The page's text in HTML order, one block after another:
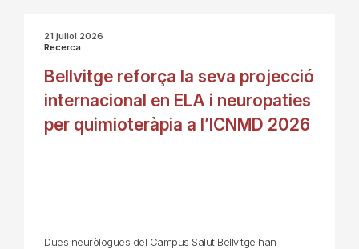
21 juliol 2026
Recerca
Bellvitge reforça la seva projecció
internacional en ELA i neuropaties
per quimioteràpia a l’ICNMD 2026
Dues neuròlogues del Campus Salut Bellvitge han